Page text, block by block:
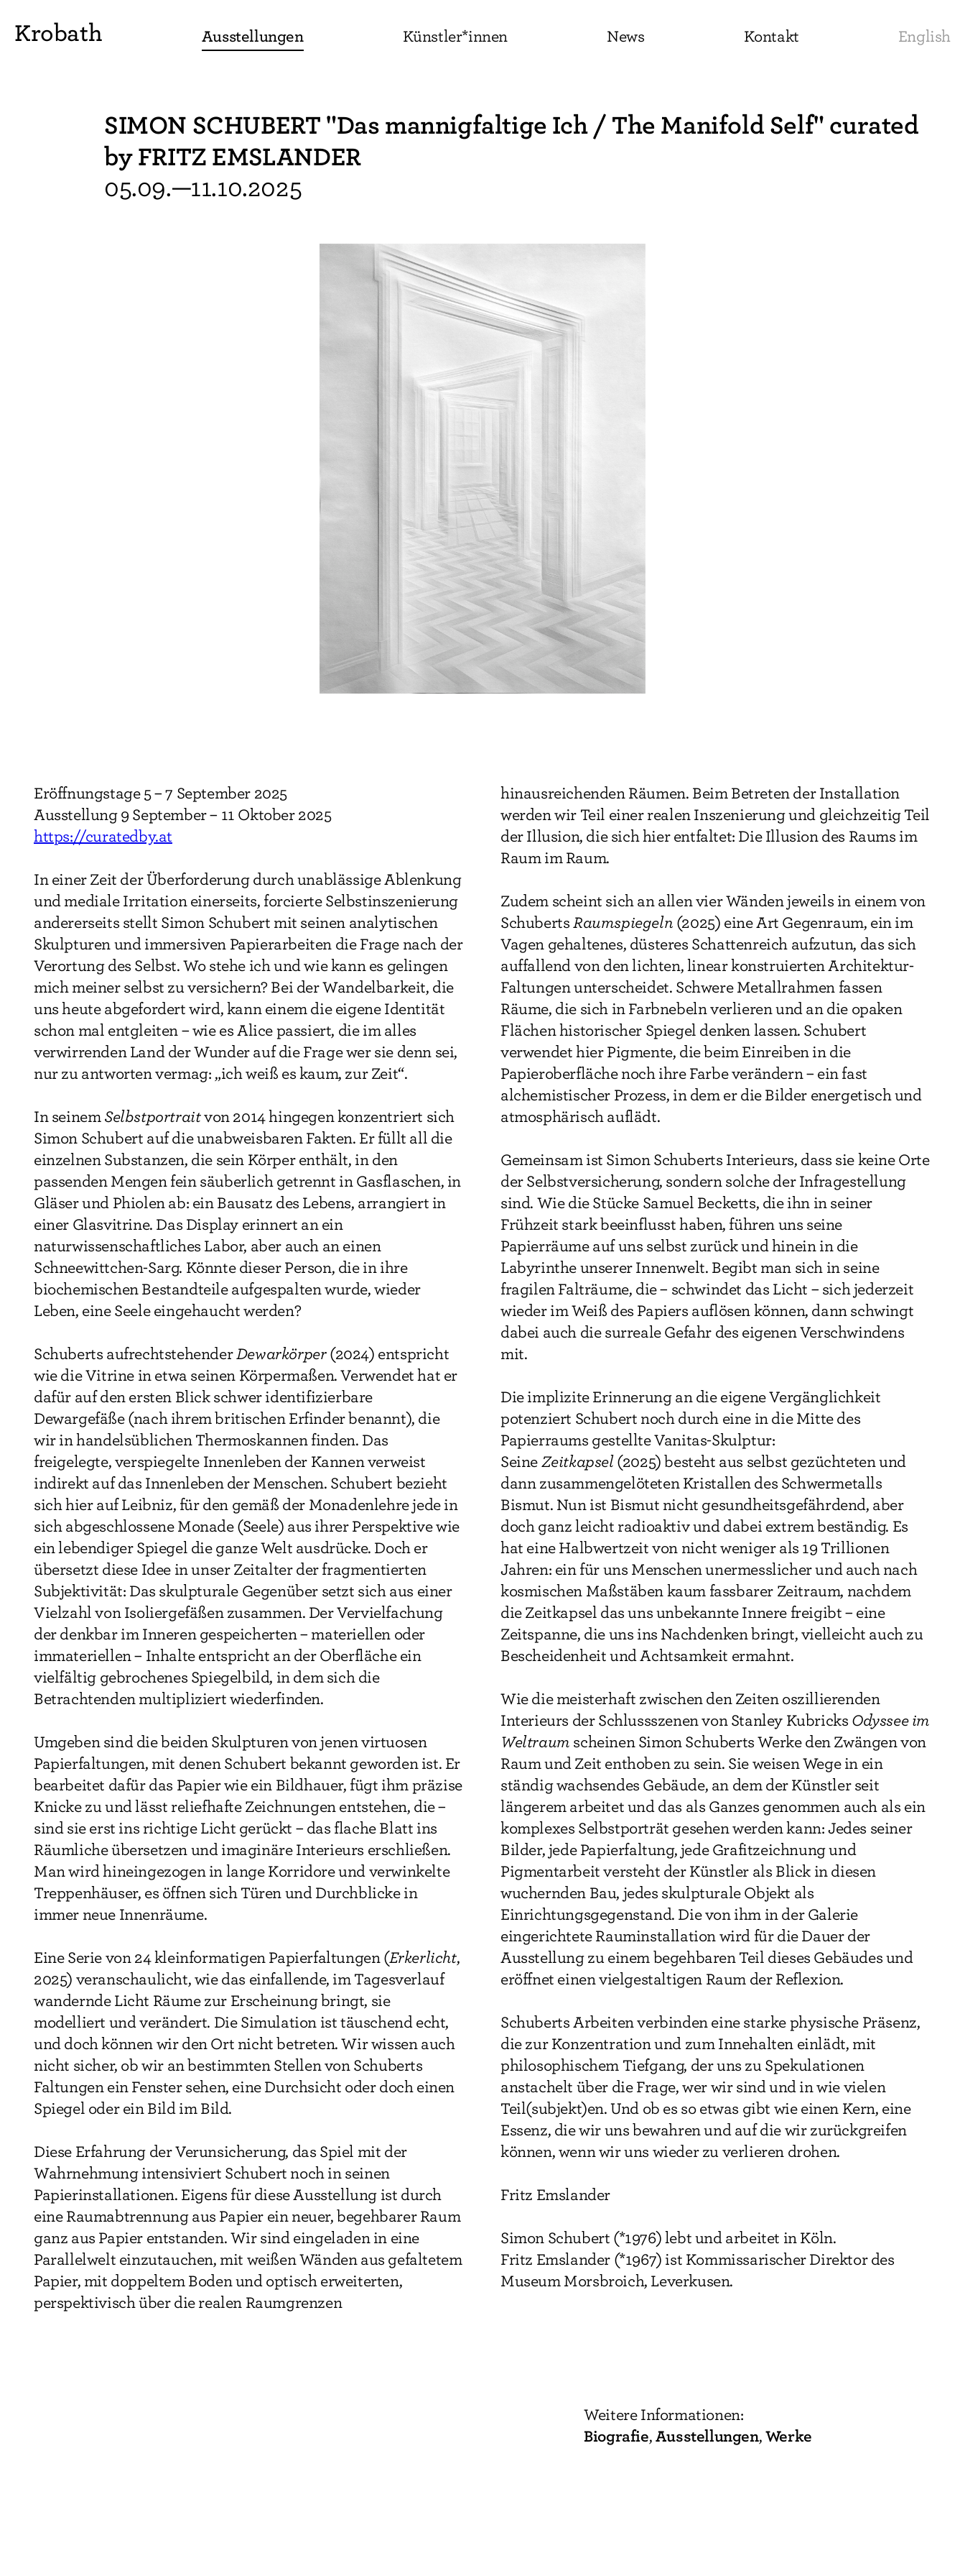
Krobath Ausstellungen Künstler*innen News Kontakt English
SIMON SCHUBERT "Das mannigfaltige Ich / The Manifold Self" curated
by FRITZ EMSLANDER
05.09.—11.10.2025
Eröffnungstage 5 – 7 September 2025
Ausstellung 9 September – 11 Oktober 2025
https://curatedby.at
In einer Zeit der Überforderung durch unablässige Ablenkung
und mediale Irritation einerseits, forcierte Selbstinszenierung
andererseits stellt Simon Schubert mit seinen analytischen
Skulpturen und immersiven Papierarbeiten die Frage nach der
Verortung des Selbst. Wo stehe ich und wie kann es gelingen
mich meiner selbst zu versichern? Bei der Wandelbarkeit, die
uns heute abgefordert wird, kann einem die eigene Identität
schon mal entgleiten – wie es Alice passiert, die im alles
verwirrenden Land der Wunder auf die Frage wer sie denn sei,
nur zu antworten vermag: „ich weiß es kaum, zur Zeit“.
In seinemSelbstportraitvon 2014 hingegen konzentriert sich
Simon Schubert auf die unabweisbaren Fakten. Er füllt all die
einzelnen Substanzen, die sein Körper enthält, in den
passenden Mengen fein säuberlich getrennt in Gasflaschen, in
Gläser und Phiolen ab: ein Bausatz des Lebens, arrangiert in
einer Glasvitrine. Das Display erinnert an ein
naturwissenschaftliches Labor, aber auch an einen
Schneewittchen-Sarg. Könnte dieser Person, die in ihre
biochemischen Bestandteile aufgespalten wurde, wieder
Leben, eine Seele eingehaucht werden?
Schuberts aufrechtstehenderDewarkörper(2024) entspricht
wie die Vitrine in etwa seinen Körpermaßen. Verwendet hat er
dafür auf den ersten Blick schwer identifizierbare
Dewargefäße (nach ihrem britischen Erfinder benannt), die
wir in handelsüblichen Thermoskannen finden. Das
freigelegte, verspiegelte Innenleben der Kannen verweist
indirekt auf das Innenleben der Menschen. Schubert bezieht
sich hier auf Leibniz, für den gemäß der Monadenlehre jede in
sich abgeschlossene Monade (Seele) aus ihrer Perspektive wie
ein lebendiger Spiegel die ganze Welt ausdrücke. Doch er
übersetzt diese Idee in unser Zeitalter der fragmentierten
Subjektivität: Das skulpturale Gegenüber setzt sich aus einer
Vielzahl von Isoliergefäßen zusammen. Der Vervielfachung
der denkbar im Inneren gespeicherten – materiellen oder
immateriellen – Inhalte entspricht an der Oberfläche ein
vielfältig gebrochenes Spiegelbild, in dem sich die
Betrachtenden multipliziert wiederfinden.
Umgeben sind die beiden Skulpturen von jenen virtuosen
Papierfaltungen, mit denen Schubert bekannt geworden ist. Er
bearbeitet dafür das Papier wie ein Bildhauer, fügt ihm präzise
Knicke zu und lässt reliefhafte Zeichnungen entstehen, die –
sind sie erst ins richtige Licht gerückt – das flache Blatt ins
Räumliche übersetzen und imaginäre Interieurs erschließen.
Man wird hineingezogen in lange Korridore und verwinkelte
Treppenhäuser, es öffnen sich Türen und Durchblicke in
immer neue Innenräume.
Eine Serie von 24 kleinformatigen Papierfaltungen (Erkerlicht,
2025) veranschaulicht, wie das einfallende, im Tagesverlauf
wandernde Licht Räume zur Erscheinung bringt, sie
modelliert und verändert. Die Simulation ist täuschend echt,
und doch können wir den Ort nicht betreten. Wir wissen auch
nicht sicher, ob wir an bestimmten Stellen von Schuberts
Faltungen ein Fenster sehen, eine Durchsicht oder doch einen
Spiegel oder ein Bild im Bild.
Diese Erfahrung der Verunsicherung, das Spiel mit der
Wahrnehmung intensiviert Schubert noch in seinen
Papierinstallationen. Eigens für diese Ausstellung ist durch
eine Raumabtrennung aus Papier ein neuer, begehbarer Raum
ganz aus Papier entstanden. Wir sind eingeladen in eine
Parallelwelt einzutauchen, mit weißen Wänden aus gefaltetem
Papier, mit doppeltem Boden und optisch erweiterten,
perspektivisch über die realen Raumgrenzen
hinausreichenden Räumen. Beim Betreten der Installation
werden wir Teil einer realen Inszenierung und gleichzeitig Teil
der Illusion, die sich hier entfaltet: Die Illusion des Raums im
Raum im Raum.
Zudem scheint sich an allen vier Wänden jeweils in einem von
SchubertsRaumspiegeln (2025) eine Art Gegenraum, ein im
Vagen gehaltenes, düsteres Schattenreich aufzutun, das sich
auffallend von den lichten, linear konstruierten Architektur-
Faltungen unterscheidet. Schwere Metallrahmen fassen
Räume, die sich in Farbnebeln verlieren und an die opaken
Flächen historischer Spiegel denken lassen. Schubert
verwendet hier Pigmente, die beim Einreiben in die
Papieroberfläche noch ihre Farbe verändern – ein fast
alchemistischer Prozess, in dem er die Bilder energetisch und
atmosphärisch auflädt.
Gemeinsam ist Simon Schuberts Interieurs, dass sie keine Orte
der Selbstversicherung, sondern solche der Infragestellung
sind. Wie die Stücke Samuel Becketts, die ihn in seiner
Frühzeit stark beeinflusst haben, führen uns seine
Papierräume auf uns selbst zurück und hinein in die
Labyrinthe unserer Innenwelt. Begibt man sich in seine
fragilen Falträume, die – schwindet das Licht – sich jederzeit
wieder im Weiß des Papiers auflösen können, dann schwingt
dabei auch die surreale Gefahr des eigenen Verschwindens
mit.
Die implizite Erinnerung an die eigene Vergänglichkeit
potenziert Schubert noch durch eine in die Mitte des
Papierraums gestellte Vanitas-Skulptur:
SeineZeitkapsel(2025) besteht aus selbst gezüchteten und
dann zusammengelöteten Kristallen des Schwermetalls
Bismut. Nun ist Bismut nicht gesundheitsgefährdend, aber
doch ganz leicht radioaktiv und dabei extrem beständig. Es
hat eine Halbwertzeit von nicht weniger als 19 Trillionen
Jahren: ein für uns Menschen unermesslicher und auch nach
kosmischen Maßstäben kaum fassbarer Zeitraum, nachdem
die Zeitkapsel das uns unbekannte Innere freigibt – eine
Zeitspanne, die uns ins Nachdenken bringt, vielleicht auch zu
Bescheidenheit und Achtsamkeit ermahnt.
Wie die meisterhaft zwischen den Zeiten oszillierenden
Interieurs der Schlussszenen von Stanley Kubricks Odyssee im
Weltraum scheinen Simon Schuberts Werke den Zwängen von
Raum und Zeit enthoben zu sein. Sie weisen Wege in ein
ständig wachsendes Gebäude, an dem der Künstler seit
längerem arbeitet und das als Ganzes genommen auch als ein
komplexes Selbstporträt gesehen werden kann: Jedes seiner
Bilder, jede Papierfaltung, jede Grafitzeichnung und
Pigmentarbeit versteht der Künstler als Blick in diesen
wuchernden Bau, jedes skulpturale Objekt als
Einrichtungsgegenstand. Die von ihm in der Galerie
eingerichtete Rauminstallation wird für die Dauer der
Ausstellung zu einem begehbaren Teil dieses Gebäudes und
eröffnet einen vielgestaltigen Raum der Reflexion.
Schuberts Arbeiten verbinden eine starke physische Präsenz,
die zur Konzentration und zum Innehalten einlädt, mit
philosophischem Tiefgang, der uns zu Spekulationen
anstachelt über die Frage, wer wir sind und in wie vielen
Teil(subjekt)en. Und ob es so etwas gibt wie einen Kern, eine
Essenz, die wir uns bewahren und auf die wir zurückgreifen
können, wenn wir uns wieder zu verlieren drohen.
Fritz Emslander
Simon Schubert (*1976) lebt und arbeitet in Köln.
Fritz Emslander (*1967) ist Kommissarischer Direktor des
Museum Morsbroich, Leverkusen.
Weitere Informationen:
Biografie,Ausstellungen,Werke